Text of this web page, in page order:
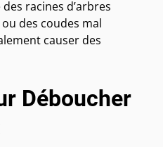
racines d’arbres
des coudes mal
causer des
Déboucher